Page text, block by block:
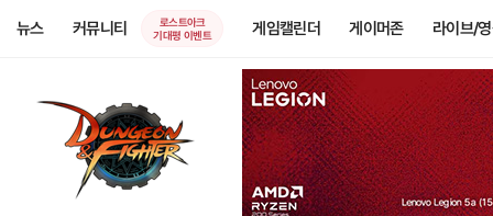
뉴스 커뮤니티
로스트아크
기대평 이벤트
게임캘린더 게이머존 라이브/